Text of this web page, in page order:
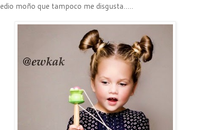
moño que tampoco me disgusta.....